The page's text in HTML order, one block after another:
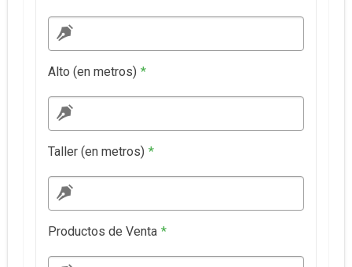
Alto (en metros) *
Taller (en metros) *
Productos de Venta *